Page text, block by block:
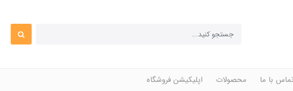
با ما محصولات اپلیکیشن فروشگاه